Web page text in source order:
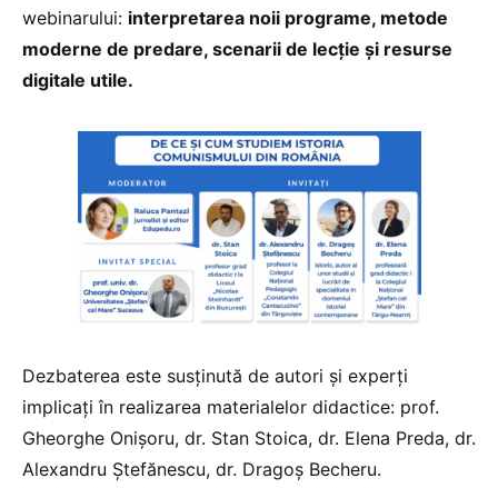
webinarului: interpretarea noii programe, metode
moderne de predare, scenarii de lecție și resurse
digitale utile.
Dezbaterea este susținută de autori și experți
implicați în realizarea materialelor didactice: prof.
Gheorghe Onișoru, dr. Stan Stoica, dr. Elena Preda, dr.
Alexandru Ștefănescu, dr. Dragoș Becheru.